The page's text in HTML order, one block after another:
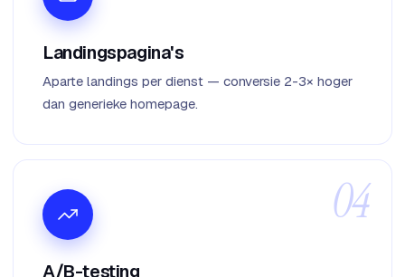
Landingspagina's
Aparte landings per dienst — conversie 2-3× hoger
dan generieke homepage.
A/B-testing